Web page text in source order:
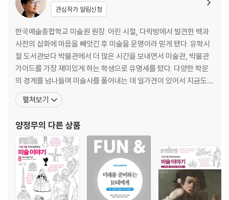
‘초격차’의 명작
모네의 수련 연작
6장
20세기 한국의 명작을 찾아서
김환기의 유니버스와 백남준의 다다익선
관심작가 알림신청
한국예술종합학교 미술원 원장. 어린 시절, 다락방에서 발견한 백과
사전의 삽화에 마음을 빼앗긴 후 미술을 운명이라 믿게 됐다. 유학시
절 도서관보다 박물관에서 더 많은 시간을 보내면서 미술관, 박물관
가이드를 가장 재미있게 하는 학생으로 유명세를 탔다. 다양한 학문
의 경계를 넘나들며 미술사를 풀어내는 데 일가견이 있어서 지금도
여러 단체와 기관에서 강의 요청이 끊이지 않는 인기 강사다. 서울대
학교 고고미술사학과를 졸업하고 미술사 분야에서 최고의 권위를 자
국예술종합학교 미술원 원장이다. 한국예술연구소 소장과 19대
펼쳐보기
양정무의 다른 상품